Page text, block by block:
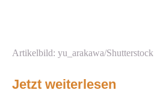
Artikelbild: yu_arakawa/Shutterstock
Jetzt weiterlesen